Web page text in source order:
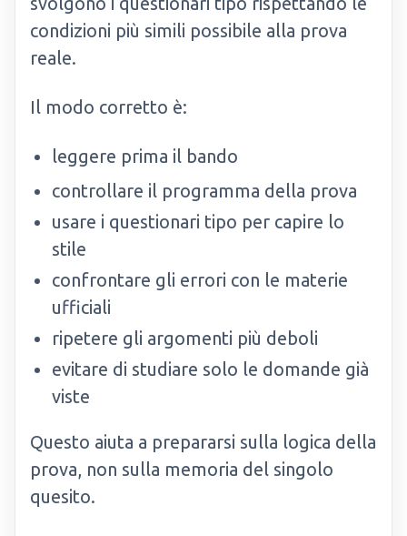
condizioni più simili possibile alla prova
reale.
Il modo corretto è:
leggere prima il bando
controllare il programma della prova
usare i questionari tipo per capire lo
stile
confrontare gli errori con le materie
ufficiali
ripetere gli argomenti più deboli
evitare di studiare solo le domande già
viste
Questo aiuta a prepararsi sulla logica della
prova, non sulla memoria del singolo
quesito.